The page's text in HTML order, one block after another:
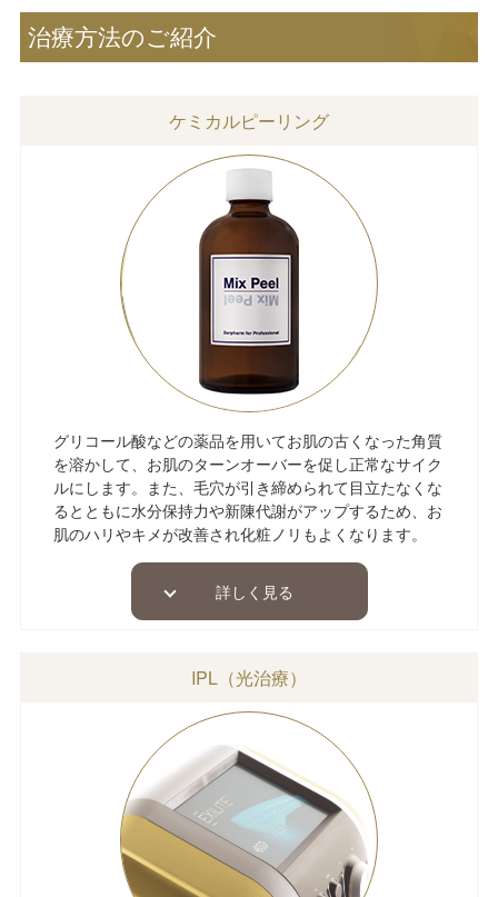
治療方法のご紹介
ケミカルピーリング
グリコール酸などの薬品を用いてお肌の古くなった角質
を溶かして、お肌のターンオーバーを促し正常なサイク
ルにします。また、毛穴が引き締められて目立たなくな
るとともに水分保持力や新陳代謝がアップするため、お
肌のハリやキメが改善され化粧ノリもよくなります。
詳しく見る
IPL（光治療）